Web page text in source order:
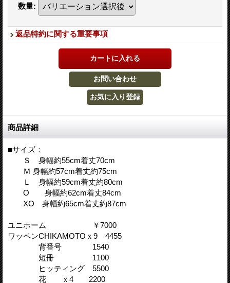
数量:
返品特約に関する重要事項
商品詳細
■サイズ：
Ｓ 身幅約55cm着丈70cm
Ｍ 身幅約57cm着丈約75cm
Ｌ 身幅約59cm着丈約80cm
O 身幅約62cm着丈84cm
XO 身幅約65cm着丈約87cm
ユニホーム ￥7000
ワッペンCHIKAMOTOｘ9 4455
背番号 1540
短冊 1100
ヒッティング 5500
花 ｘ4 2200